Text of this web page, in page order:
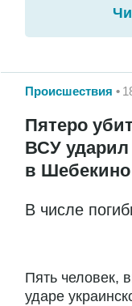
Происшествия
Пятеро
ВСУ
в Шебекино
В числе
Пять человек,
ударе